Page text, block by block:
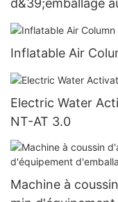
Inflatable Air
Electric Water
NT-AT 3.0
Machine à